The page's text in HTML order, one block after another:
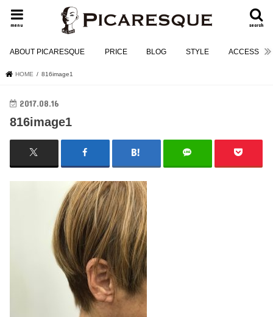
search
menu
ABOUT PICARESQUE PRICE BLOG STYLE ACCESS
HOME 816image1
2017.08.16
816image1